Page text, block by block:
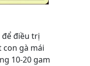
điều trị
gà mái
10-20 gam